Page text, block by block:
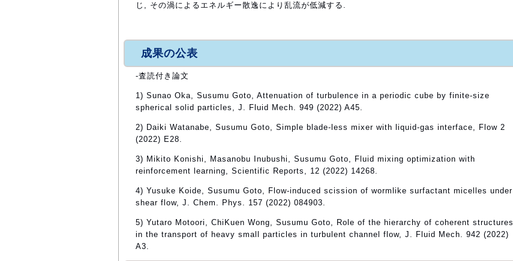
じ, その渦によるエネルギー散逸により乱流が低減する.
成果の公表
-査読付き論文
1) Sunao Oka, Susumu Goto, Attenuation of turbulence in a periodic cube by finite-size
spherical solid particles, J. Fluid Mech. 949 (2022) A45.
2) Daiki Watanabe, Susumu Goto, Simple blade-less mixer with liquid-gas interface, Flow 2
(2022) E28.
3) Mikito Konishi, Masanobu Inubushi, Susumu Goto, Fluid mixing optimization with
reinforcement learning, Scientific Reports, 12 (2022) 14268.
4) Yusuke Koide, Susumu Goto, Flow-induced scission of wormlike surfactant micelles under
shear flow, J. Chem. Phys. 157 (2022) 084903.
5) Yutaro Motoori, ChiKuen Wong, Susumu Goto, Role of the hierarchy of coherent structures
in the transport of heavy small particles in turbulent channel flow, J. Fluid Mech. 942 (2022)
A3.